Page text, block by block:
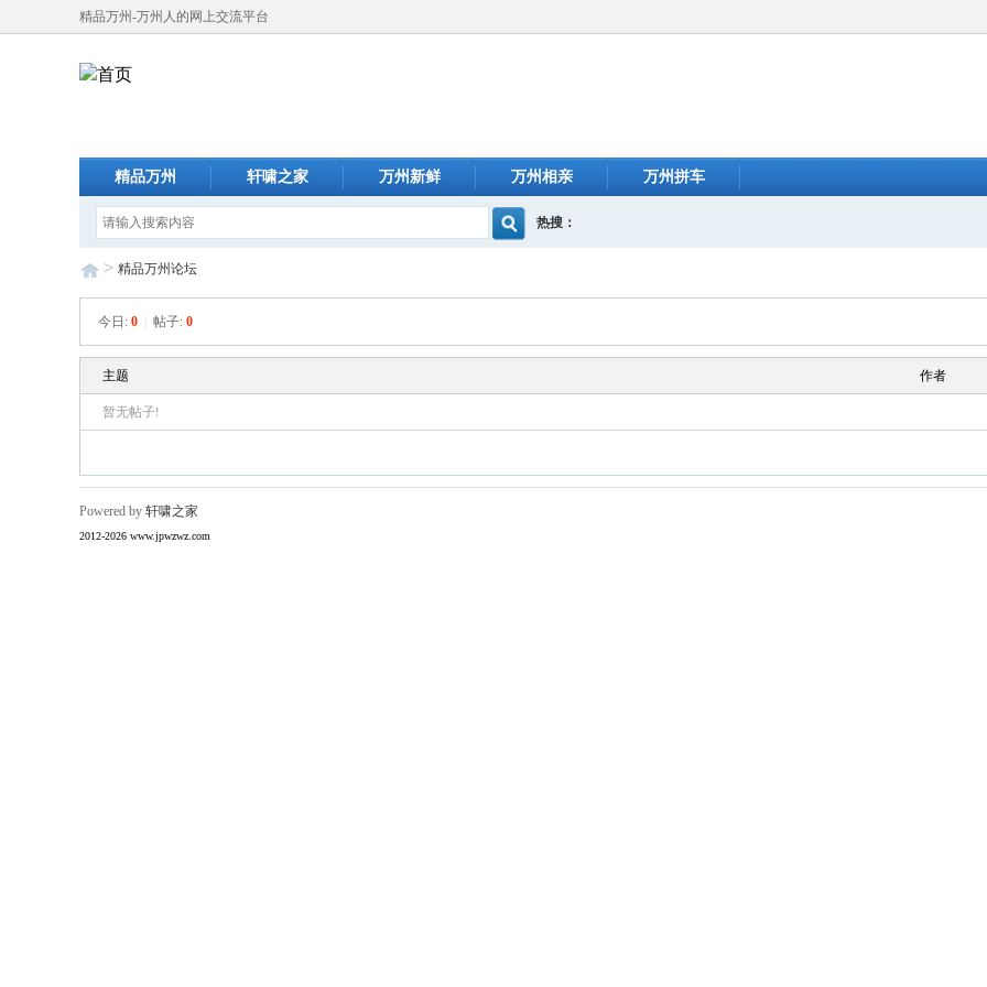
精品万州-万州人的网上交流平台
精品万州 轩啸之家 万州新鲜 万州相亲 万州拼车
热搜：
> 精品万州论坛
今日: 0 帖子: 0
主题 作者
暂无帖子!
Powered by 轩啸之家
2012-2026 www.jpwzwz.com